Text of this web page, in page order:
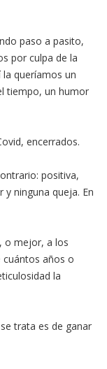
paso a pasito,
por culpa de la
queríamos un
tiempo, un humor
encerrados.
positiva,
ninguna queja. En
o mejor, a los
cuántos años o
la
trata es de ganar